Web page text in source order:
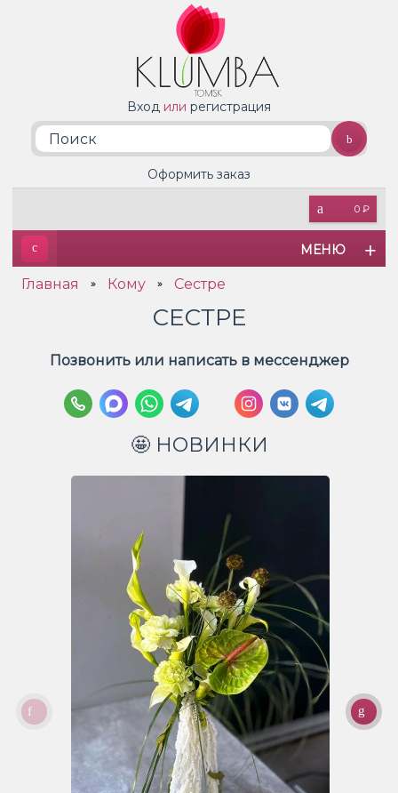
Вход или регистрация
0 ₽
Оформить заказ
МЕНЮ
Главная » Кому » Сестре
СЕСТРЕ
Позвонить или написать в мессенджер
🤩 НОВИНКИ